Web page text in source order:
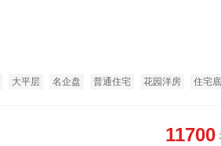
大平层 名企盘 普通住宅 花园洋房
住宅
11700